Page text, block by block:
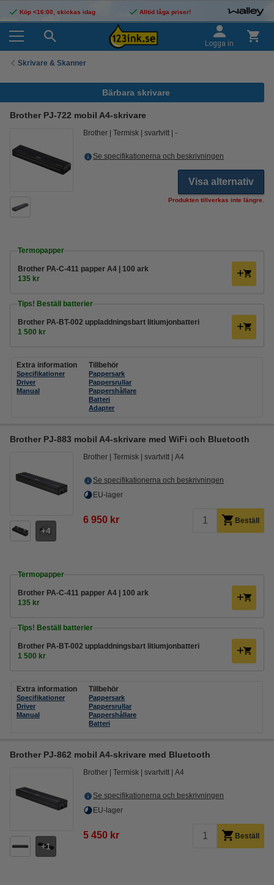
Köp <16:00, skickas idag Alltid låga priser!
Logga in
Skrivare & Skanner
Bärbara skrivare
Brother PJ-722 mobil A4-skrivare
Brother Termisk svartvitt -
Se specifikationerna och beskrivningen
Visa alternativ
Produkten tillverkas inte längre.
Termopapper
Brother PA-C-411 papper A4 | 100 ark
135 kr
Tips! Beställ batterier
Brother PA-BT-002 uppladdningsbart litiumjonbatteri
1 500 kr
Extra information
Specifikationer
Driver
Manual
Tillbehör
Pappersark
Pappersrullar
Pappershållare
Batteri
Adapter
Brother PJ-883 mobil A4-skrivare med WiFi och Bluetooth
4
Brother Termisk svartvitt A4
Se specifikationerna och beskrivningen
EU-lager
6 950 kr Beställ
Termopapper
Brother PA-C-411 papper A4 | 100 ark
135 kr
Tips! Beställ batterier
Brother PA-BT-002 uppladdningsbart litiumjonbatteri
1 500 kr
Extra information
Specifikationer
Driver
Manual
Tillbehör
Pappersark
Pappersrullar
Pappershållare
Batteri
Brother PJ-862 mobil A4-skrivare med Bluetooth
1
Brother Termisk svartvitt A4
Se specifikationerna och beskrivningen
EU-lager
5 450 kr Beställ